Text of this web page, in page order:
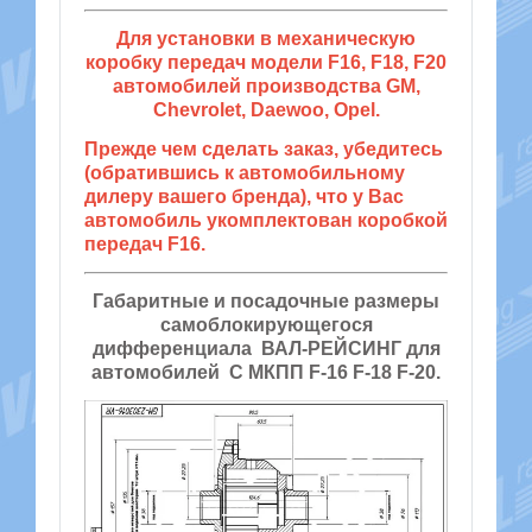
Для установки в механическую
коробку передач модели F16, F18, F20
автомобилей производства GM,
Chevrolet, Daewoo, Opel.
Прежде чем сделать заказ, убедитесь
(обратившись к автомобильному
дилеру вашего бренда), что у Вас
автомобиль укомплектован коробкой
передач F16.
Габаритные и посадочные размеры
самоблокирующегося
дифференциала ВАЛ-РЕЙСИНГ для
автомобилей С МКПП F-16 F-18 F-20.